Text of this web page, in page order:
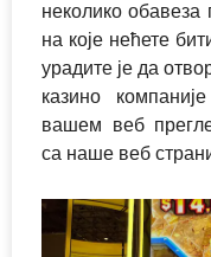
неколико
на које нећете
урадите је да
казино
вашем веб
са наше веб